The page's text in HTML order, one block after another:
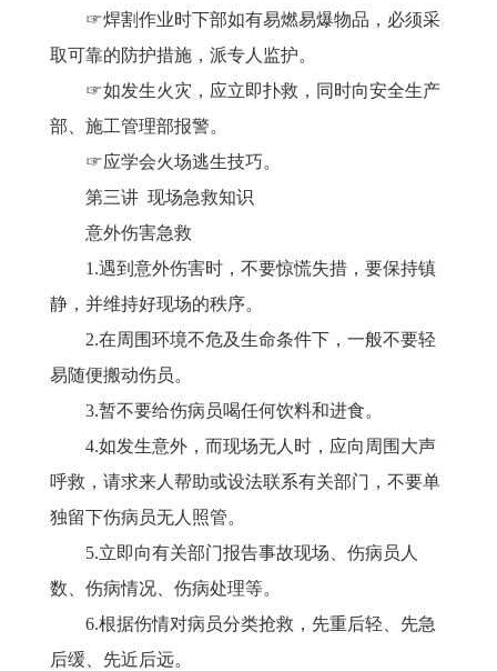
☞焊割作业时下部如有易燃易爆物品，必须采
取可靠的防护措施，派专人监护。
☞如发生火灾，应立即扑救，同时向安全生产
部、施工管理部报警。
☞应学会火场逃生技巧。
第三讲 现场急救知识
意外伤害急救
1.遇到意外伤害时，不要惊慌失措，要保持镇
静，并维持好现场的秩序。
2.在周围环境不危及生命条件下，一般不要轻
易随便搬动伤员。
3.暂不要给伤病员喝任何饮料和进食。
4.如发生意外，而现场无人时，应向周围大声
呼救，请求来人帮助或设法联系有关部门，不要单
独留下伤病员无人照管。
5.立即向有关部门报告事故现场、伤病员人
数、伤病情况、伤病处理等。
6.根据伤情对病员分类抢救，先重后轻、先急
后缓、先近后远。